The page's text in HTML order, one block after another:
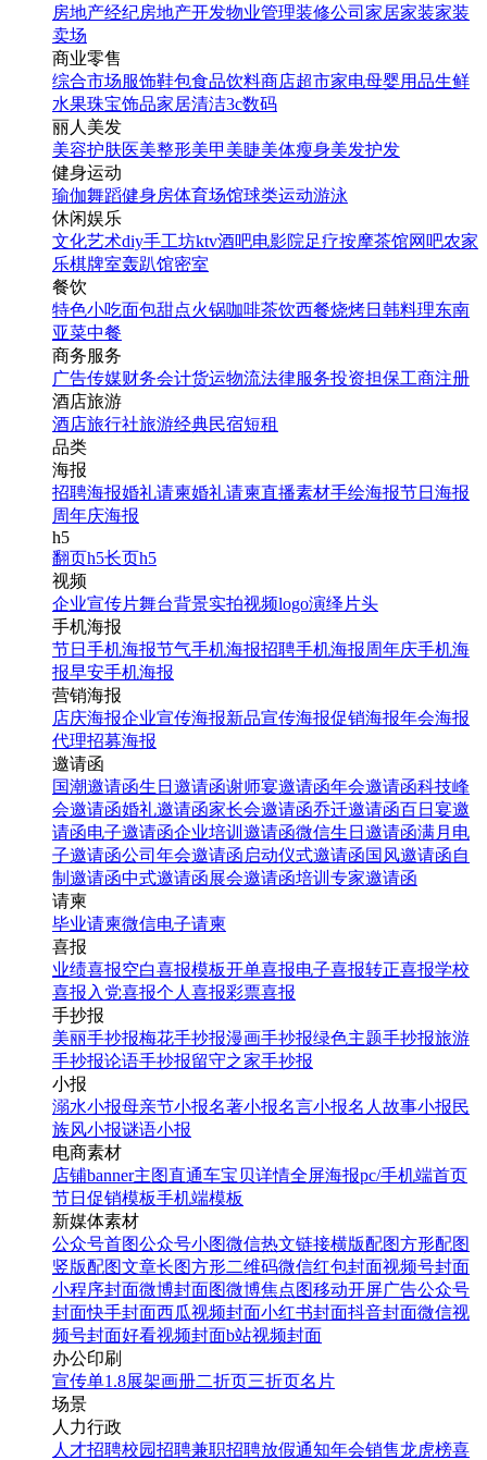
房地产经纪房地产开发物业管理装修公司 家居家装家装
卖场
商业零售
综合市场服饰鞋包食品饮料商店超市家电母婴用品生鲜
水果珠宝饰品家居清洁3c数码
丽人美发
美容护肤医美整形美甲美睫美体瘦身美发护发
健身运动
瑜伽舞蹈健身房体育场馆球类运动游泳
休闲娱乐
文化艺术diy手工坊ktv酒吧电影院足疗按摩茶馆网吧农家
乐棋牌室轰趴馆密室
餐饮
特色小吃面包甜点火锅咖啡茶饮西餐烧烤日韩料理东南
亚菜中餐
商务服务
广告传媒财务会计货运物流法律服务投资担保工商注册
酒店旅游
酒店旅行社旅游经典民宿短租
品类
海报
招聘海报婚礼请柬婚礼请柬直播素材手绘海报节日海报
周年庆海报
h5
翻页h5长页h5
视频
企业宣传片舞台背景实拍视频logo演绎 片头
手机海报
节日手机海报节气手机海报招聘手机海报周年庆手机海
报早安手机海报
营销海报
店庆海报企业宣传海报新品宣传海报促销海报年会海报
代理招募海报
邀请函
国潮邀请函生日邀请函谢师宴邀请函年会邀请函科技峰
会邀请函婚礼邀请函家长会邀请函乔迁邀请函百日宴邀
请函电子邀请函企业培训邀请函微信生日邀请函满月电
子邀请函公司年会邀请函 启动仪式邀请函国风邀请函自
制邀请函中式邀请函展会邀请函培训专家邀请函
请柬
毕业请柬微信电子请柬
喜报
业绩喜报空白喜报模板开单喜报电子喜报转正喜报学校
喜报 入党喜报个人喜报彩票喜报
手抄报
美丽手抄报梅花手抄报漫画手抄报绿色主题手抄报旅游
手抄报论语手抄报留守之家手抄报
小报
溺水小报母亲节小报名著小报名言小报名人故事小报民
族风小报谜语小报
电商素材
店铺banner主图直通车宝贝详情全屏海报pc/手机端首页
节日促销模板手机端模板
新媒体素材
公众号首图公众号小图微信热文链接横版配图方形配图
竖版配图文章长图方形二维码微信红包封面视频号封面
小程序封面微博封面图微博焦点图移动开屏广告公众号
封面快手封面西瓜视频封面小红书封面抖音封面微信视
频号封面好看视频封面b站视频封面
办公印刷
宣传单1.8展架画册二折页三折页名片
场景
人力行政
人才招聘校园招聘兼职招聘放假通知年会销售龙虎榜喜